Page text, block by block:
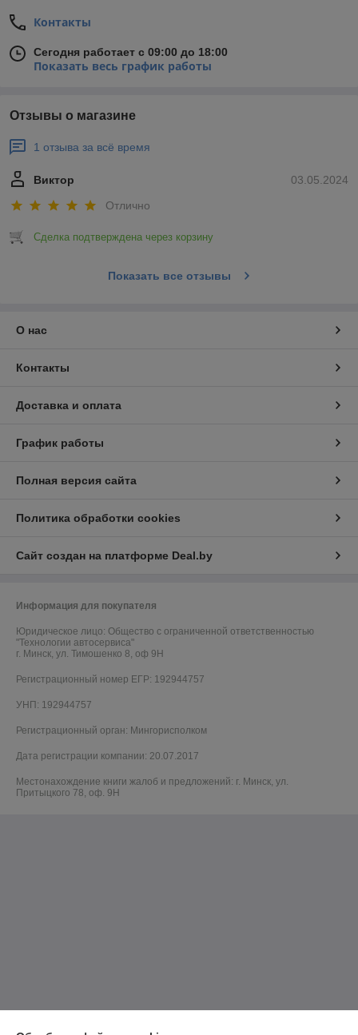
Контакты
Сегодня работает с 09:00 до 18:00
Показать весь график работы
Отзывы о магазине
1 отзыва за всё время
03.05.2024
Виктор
Отлично
Сделка подтверждена через корзину
Показать все отзывы
О нас
Контакты
Доставка и оплата
График работы
Полная версия сайта
Политика обработки cookies
Сайт создан на платформе Deal.by
Информация для покупателя
Юридическое лицо: Общество с ограниченной ответственностью
"Технологии автосервиса"
г. Минск, ул. Тимошенко 8, оф 9Н
Регистрационный номер ЕГР: 192944757
УНП: 192944757
Регистрационный орган: Мингорисполком
Дата регистрации компании: 20.07.2017
Местонахождение книги жалоб и предложений: г. Минск, ул.
Притыцкого 78, оф. 9Н